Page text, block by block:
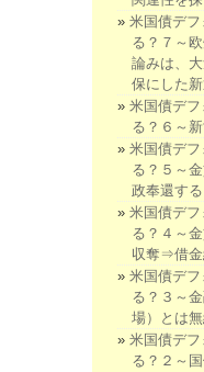
米国債デ
る？７～
論みは、
保にした
米国債デ
る？６～
米国債デ
る？５～
政奉還す
米国債デ
る？４～
収奪⇒借金
米国債デ
る？３～
場）とは
米国債デ
る？２～